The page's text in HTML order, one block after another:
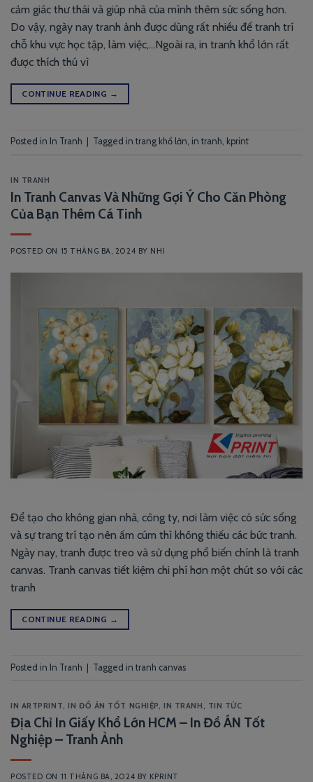
cảm giác thư thái và giúp nhà của mình thêm sức sống hơn.
Do vậy, ngày nay tranh ảnh được dùng rất nhiều để tranh trí
chỗ khu vực học tập, làm việc,…Ngoài ra, in tranh khổ lớn rất
được thích thú vì
CONTINUE READING →
Posted in In Tranh Tagged in trang khổ lớn, in tranh, kprint
IN TRANH
In Tranh Canvas Và Những Gợi Ý Cho Căn Phòng
Của Bạn Thêm Cá Tinh
POSTED ON 15 THÁNG BA, 2024 BY NHI
Để tạo cho không gian nhà, công ty, nơi làm việc có sức sống
và sự trang trí tạo nên ấm cúm thì không thiếu các bức tranh.
Ngày nay, tranh được treo và sử dụng phổ biến chính là tranh
canvas. Tranh canvas tiết kiệm chi phí hơn một chút so với các
tranh
CONTINUE READING →
Posted in In Tranh | Tagged in tranh canvas
IN ARTPRINT,IN ĐỒ ÁN TỐT NGHIỆP,IN TRANH, TIN TỨC
Địa Chỉ In Giấy Khổ Lớn HCM – In Đồ ÁN Tốt
Nghiệp – Tranh Ảnh
POSTED ON 11 THÁNG BA, 2024 BY KPRINT